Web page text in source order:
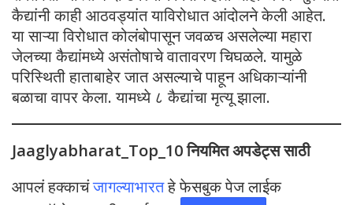
कैद्यांनी काही आठवड्यांत याविरोधात आंदोलने केली आहेत.
या साऱ्या विरोधात कोलंबोपासून जवळच असलेल्या महारा
जेलच्या कैद्यांमध्ये असंतोषाचे वातावरण चिघळले. यामुळे
परिस्थिती हाताबाहेर जात असल्याचे पाहून अधिकाऱ्यांनी
बळाचा वापर केला. यामध्ये ८ कैद्यांचा मृत्यू झाला.
Jaaglyabharat_Top_10नियमित अपडेट्स साठी
आपलं हक्काचंजागल्याभारतहे फेसबुक पेज लाईक